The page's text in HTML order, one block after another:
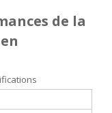
de la